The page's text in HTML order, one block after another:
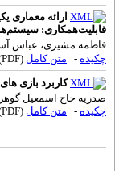
ارائه معماری
قابلیت‌همکاری: سیستم‌های
فاطمه مشیری، عباس
چکیده -متن کامل(PDF)
کاربرد بازی های
صدریه حاج اسمعیل
چکیده -متن کامل(PDF)